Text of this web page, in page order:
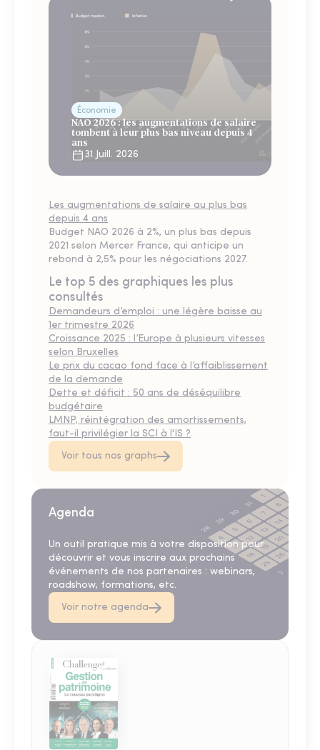
Économie
NAO 2026 : les augmentations de salaire
tombent à leur plus bas niveau depuis 4
ans
31 Juill. 2026
Les augmentations de salaire au plus bas
depuis 4 ans
Budget NAO 2026 à 2%, un plus bas depuis
2021 selon Mercer France, qui anticipe un
rebond à 2,5% pour les négociations 2027.
Le top 5 des graphiques les plus
consultés
Demandeurs d’emploi : une légère baisse au
1er trimestre 2026
Croissance 2025 : l’Europe à plusieurs vitesses
selon Bruxelles
Le prix du cacao fond face à l’affaiblissement
de la demande
Dette et déficit : 50 ans de déséquilibre
budgétaire
LMNP, réintégration des amortissements,
faut-il privilégier la SCI à l'IS ?
Voir tous nos graphs
Agenda
Un outil pratique mis à votre disposition pour
découvrir et vous inscrire aux prochains
événements de nos partenaires : webinars,
roadshow, formations, etc.
Voir notre agenda